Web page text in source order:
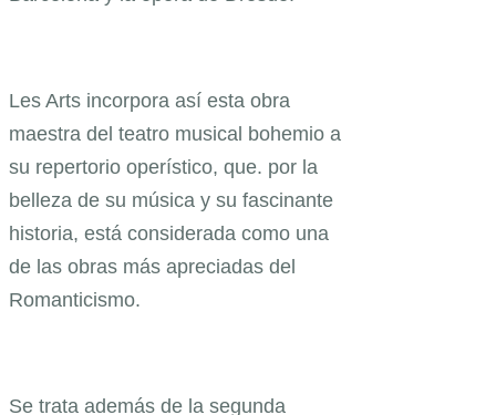
Les Arts incorpora así esta obra
maestra del teatro musical bohemio a
su repertorio operístico, que. por la
belleza de su música y su fascinante
historia, está considerada como una
de las obras más apreciadas del
Romanticismo.
Se trata además de la segunda